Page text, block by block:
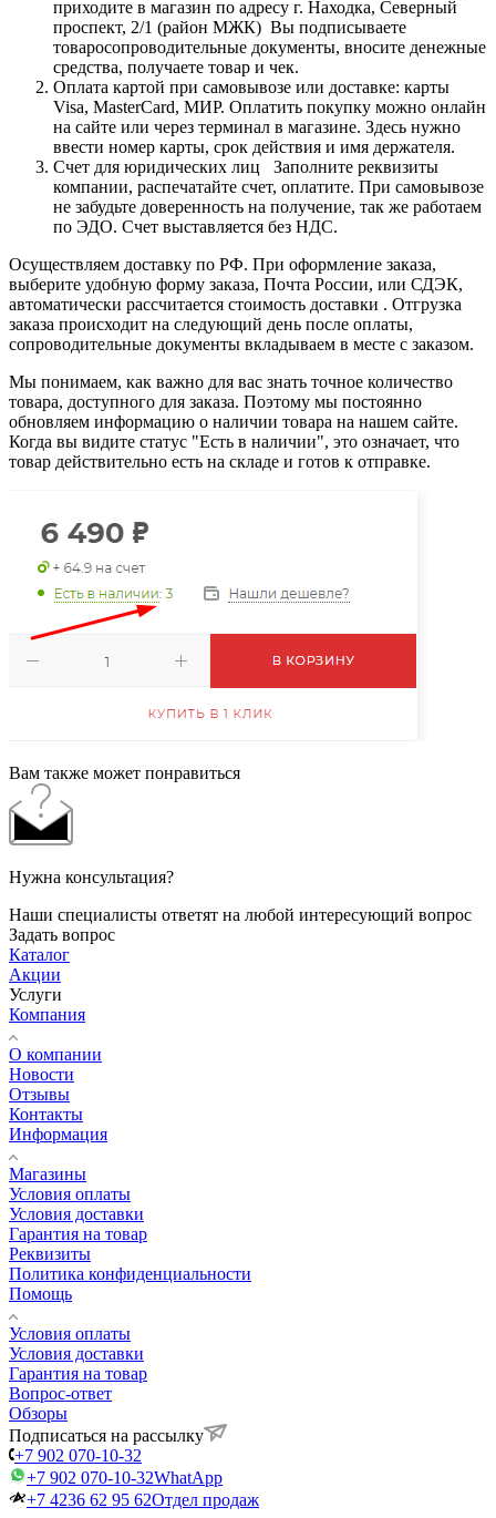
приходите в магазин по адресу г. Находка, Северный
проспект, 2/1 (район МЖК) Вы подписываете
товаросопроводительные документы, вносите денежные
средства, получаете товар и чек.
Оплата картой при самовывозе или доставке: карты
Visa, MasterCard, МИР. Оплатить покупку можно онлайн
на сайте или через терминал в магазине. Здесь нужно
ввести номер карты, срок действия и имя держателя.
Счет для юридических лиц Заполните реквизиты
компании, распечатайте счет, оплатите. При самовывозе
не забудьте доверенность на получение, так же работаем
по ЭДО. Счет выставляется без НДС.
Осуществляем доставку по РФ. При оформление заказа,
выберите удобную форму заказа, Почта России, или СДЭК,
автоматически рассчитается стоимость доставки . Отгрузка
заказа происходит на следующий день после оплаты,
сопроводительные документы вкладываем в месте с заказом.
Мы понимаем, как важно для вас знать точное количество
товара, доступного для заказа. Поэтому мы постоянно
обновляем информацию о наличии товара на нашем сайте.
Когда вы видите статус "Есть в наличии", это означает, что
товар действительно есть на складе и готов к отправке.
Вам также может понравиться
Нужна консультация?
Наши специалисты ответят на любой интересующий вопрос
Задать вопрос
Каталог
Акции
Услуги
Компания
О компании
Новости
Отзывы
Контакты
Информация
Магазины
Условия оплаты
Условия доставки
Гарантия на товар
Реквизиты
Политика конфиденциальности
Помощь
Условия оплаты
Условия доставки
Гарантия на товар
Вопрос-ответ
Обзоры
Подписаться на рассылку
+7 902 070-10-32
+7 902 070-10-32WhatApp
+7 4236 62 95 62Отдел продаж